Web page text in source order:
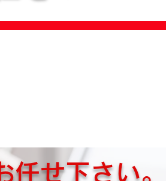
せ下さい。